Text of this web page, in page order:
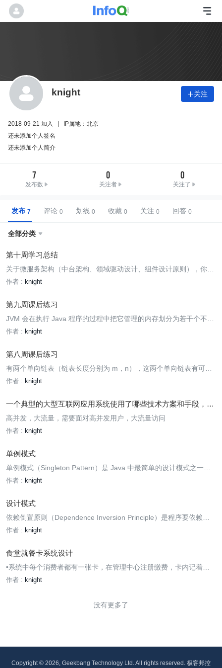
knight 关注
2018-09-21 加入
IP属地：北京
还未添加个人签名
还未添加个人简介
7
发布数
0
关注者
0
关注了
发布 评论 划线 收藏 关注 回答
全部分类 
第十周学习总结
关于微服务架构（中台架构、领域驱动设计、组件设计原则），你有
什么样的思考和认识？
作者 : knight
第九周课后练习
JVM 会在执行 Java 程序的过程中把它管理的内存划分为若干个不同
的数据区域。这些数据区域各有各的用处，各有各的创建与销毁时
程的启动和结束而创建与销毁。一般来说，JVM 所管理的内存将会包
含
作者 : knight
第八周课后练习
有两个单向链表（链表长度分别为 m，n），这两个单向链表有可能
在某个元素合并，也可能不合并，如下图所示的这样。现在给定两个
是否合并？如果合并，找到合并的元素，也就是图中的 x 元素。
作者 : knight
一个典型的大型互联网应用系统使用了哪些技术方案和手段，主
要解决什么问题？
高并发，大流量，需要面对高并发用户，大流量访问
作者 : knight
单例模式
单例模式（Singleton Pattern）是 Java 中最简单的设计模式之一。
这种类型的设计模式属于创建型模式，它提供了一种创建对象的最佳
时确保只有单个对象被创建。这个类提供了一种访问其唯一的对象
作者 : knight
设计模式
依赖倒置原则（Dependence Inversion Principle）是程序要依赖于
抽象接口，不要依赖于具体实现。简单的说就是要求对抽象进行编
作者 : knight
食堂就餐卡系统设计
•系统中每个消费者都有一张卡，在管理中心注册缴费，卡内记着消
费者的身份、余额。
作者 : knight
没有更多了
Copyright © 2026, Geekbang Technology Ltd. All rights reserved. 极客邦控